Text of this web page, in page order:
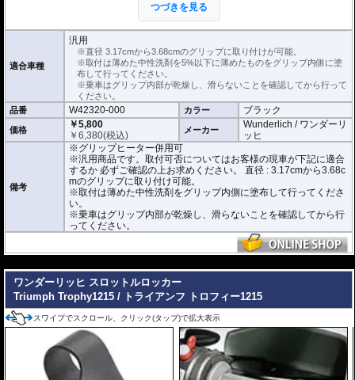
※中性洗剤が多すぎると乾燥に時間がかかります。ご注意ください。
正しく装着すれば容易に取り付けることが可能です。
使用時の安全のため乾燥時は全く滑りません。乾いた状態で取り付けると破損
に繋がります。
乗車はグリップ内部が乾燥し、滑らないことを確認してから行ってください。
こちらの商品は汎用商品として掲載しています。
Triumph Trophy1215 / トライアンフ トロフィー1215で取付確認を行っている
わけではありません。
取付可否についてはお客様の現車が下記に適合するか 必ずご確認の上お求めく
ださい。
直径 : 3.17cmから3.68cmのグリップに取り付けが可能。
素材 : ネオプトン
つづきを見る
適合車種
汎用
※直径 3.17cmから3.68cmのグリップに取り付けが可能。
※取付は薄めた中性洗剤を5%以下に薄めたものをグリップ内側に塗
布して行ってください。
※乗車はグリップ内部が乾燥し、滑らないことを確認してから行って
ください。
品番
W42320-000 カラー ブラック
価格
￥5,800
￥6,380(税込) メーカー
Wunderlich / ワンダーリ
ッヒ
備考
※グリップヒーター併用可
※汎用商品です。取付可否についてはお客様の現車が下記に適合
するか 必ずご確認の上お求めください。 直径 : 3.17cmから3.68c
mのグリップに取り付け可能。
※取付は薄めた中性洗剤をグリップ内側に塗布して行ってくださ
い。
※乗車はグリップ内部が乾燥し、滑らないことを確認してから行
ってください。
ワンダーリッヒ スロットルロッカー
Triumph Trophy1215 / トライアンフ トロフィー1215
スワイプでスクロール、クリック(タップ)で拡大表示